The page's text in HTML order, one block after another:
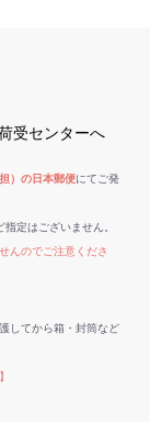
受センターへ
）の日本郵便にてご発
定はございません。
んのでご注意くださ
してから箱・封筒など